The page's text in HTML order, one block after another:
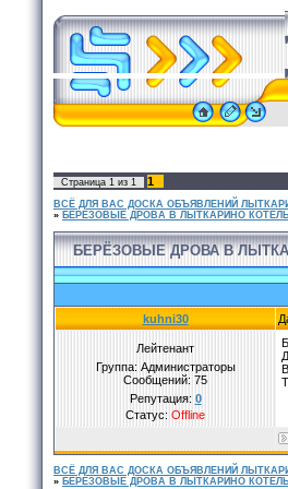
Страница 1 из 1 1
ВСЁ ДЛЯ ВАС ДОСКА ОБЪЯВЛЕНИЙ
» БЕРЁЗОВЫЕ ДРОВА В ЛЫТКАРИНО
БЕРЁЗОВЫЕ ДРОВА В
kuhni30
Лейтенант
Группа: Администраторы
Сообщений: 75
Репутация: 0
Статус: Offline
ВСЁ ДЛЯ ВАС ДОСКА ОБЪЯВЛЕНИЙ
» БЕРЁЗОВЫЕ ДРОВА В ЛЫТКАРИНО